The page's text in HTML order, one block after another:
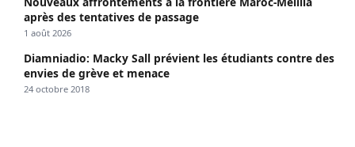
après des tentatives de passage
1 août 2026
Diamniadio: Macky Sall prévient les étudiants contre des
envies de grève et menace
24 octobre 2018